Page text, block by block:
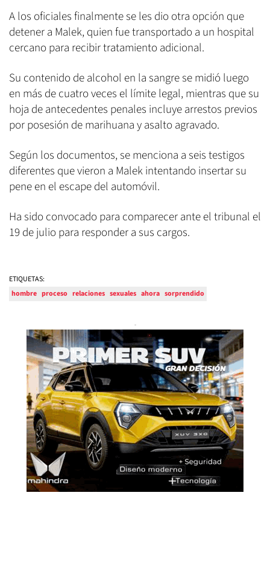
A los oficiales finalmente se les dio otra opción que
detener a Malek, quien fue transportado a un hospital
cercano para recibir tratamiento adicional.
Su contenido de alcohol en la sangre se midió luego
en más de cuatro veces el límite legal, mientras que su
hoja de antecedentes penales incluye arrestos previos
por posesión de marihuana y asalto agravado.
Según los documentos, se menciona a seis testigos
diferentes que vieron a Malek intentando insertar su
pene en el escape del automóvil.
Ha sido convocado para comparecer ante el tribunal el
19 de julio para responder a sus cargos.
ETIQUETAS:
hombre proceso relaciones sexuales ahora sorprendido